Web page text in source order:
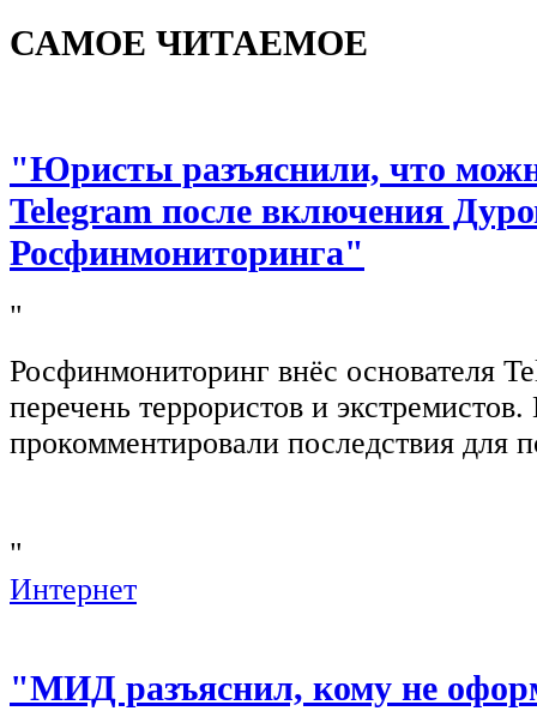
САМОЕ ЧИТАЕМОЕ
"Юристы разъяснили, что
Telegram после включения
Росфинмониторинга"
"
Росфинмониторинг внёс основателя
перечень террористов и
прокомментировали последствия для
"
Интернет
"МИД разъяснил, кому не